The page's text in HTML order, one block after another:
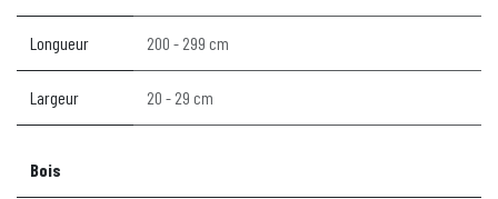
Longueur 200 - 299 cm
Largeur 20 - 29 cm
Bois